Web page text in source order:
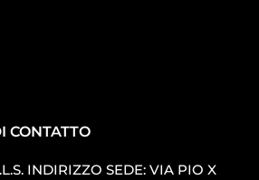
CONTATTO
INDIRIZZO SEDE: VIA PIO X